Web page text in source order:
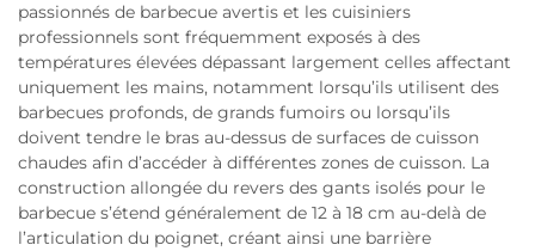
passionnés de barbecue avertis et les cuisiniers
professionnels sont fréquemment exposés à des
températures élevées dépassant largement celles affectant
uniquement les mains, notamment lorsqu’ils utilisent des
barbecues profonds, de grands fumoirs ou lorsqu’ils
doivent tendre le bras au-dessus de surfaces de cuisson
chaudes afin d’accéder à différentes zones de cuisson. La
construction allongée du revers des gants isolés pour le
barbecue s’étend généralement de 12 à 18 cm au-delà de
l’articulation du poignet, créant ainsi une barrière